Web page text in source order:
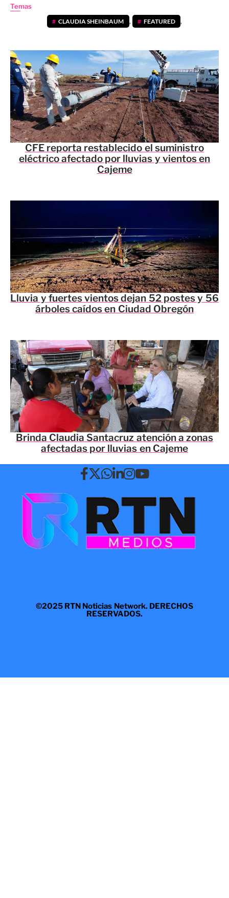
Temas
CLAUDIA SHEINBAUM , FEATURED ,
CFE reporta restablecido el suministro
eléctrico afectado por lluvias y vientos en
Cajeme
Lluvia y fuertes vientos dejan 52 postes y 56
árboles caídos en Ciudad Obregón
Brinda Claudia Santacruz atención a zonas
afectadas por lluvias en Cajeme
©2025 RTN Noticias Network. DERECHOS
RESERVADOS.